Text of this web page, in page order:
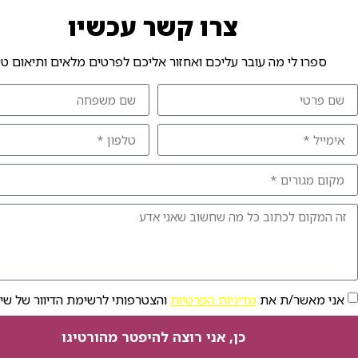
צרו קשר עכשיו
ספרו לי מה עובר עליכם ואחזור אליכם לפרטים מלאים ותיאום
אני מאשר/ת את מדיניות הפרטיות והצטרפותי לרשימת הדיוור של
כן, אני רוצה להיפטר מהורטיגו